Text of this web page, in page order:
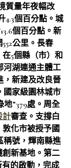
質量年夜幅改
4.3個百分點。城
個百分點。新
公里。長春
5個縣（市）和
河湖連通主體工
，新建及改良晉
國家級園林城市
地”379處。周全
計審查。支撐白
化市被授予國
稱號，輝南縣進
創新基地。第二
的啟動，完成